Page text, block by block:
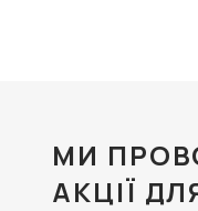
МИ
АКЦІЇ